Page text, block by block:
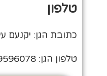
טלפון
כתובת הגן: יקנעם
טלפון הגן: 04-9596078